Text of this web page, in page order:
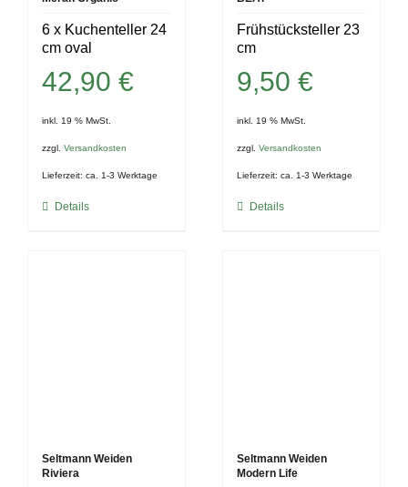
6 x Kuchenteller 24
cm oval
42,90 €
inkl. 19 % MwSt.
zzgl. Versandkosten
Lieferzeit: ca. 1-3 Werktage
Details
Frühstücksteller 23
cm
9,50€
inkl. 19 % MwSt.
zzgl.Versandkosten
Lieferzeit:ca. 1-3 Werktage
Details
Seltmann Weiden
Riviera
Seltmann Weiden
Modern Life